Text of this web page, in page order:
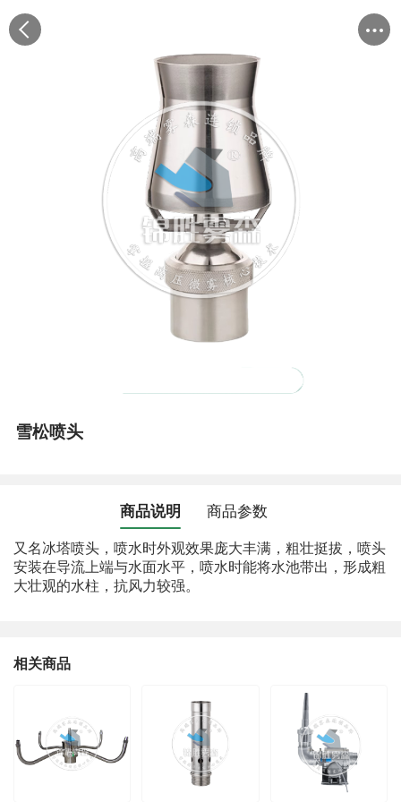
雪松喷头
商品说明 商品参数
又名冰塔喷头，喷水时外观效果庞大丰满，粗壮挺拔，喷头
安装在导流上端与水面水平，喷水时能将水池带出，形成粗
大壮观的水柱，抗风力较强。
相关商品